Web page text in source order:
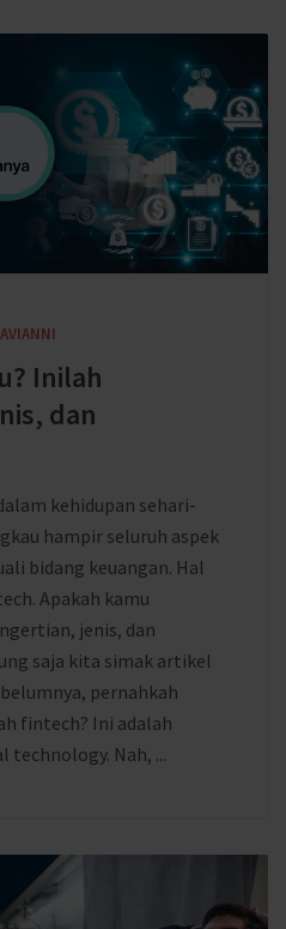
Inilah
dan
kehidupan sehari-
hampir seluruh aspek
bidang keuangan. Hal
Apakah kamu
jenis, dan
saja kita simak artikel
pernahkah
fintech? Ini adalah
technology. Nah, ...